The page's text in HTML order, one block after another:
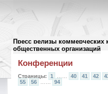
Пресс релизы коммерческих
общественных организаций
Архив пресс-релизов//
Конференции
Страницы: 1 40 41 42
55
56 …… 94